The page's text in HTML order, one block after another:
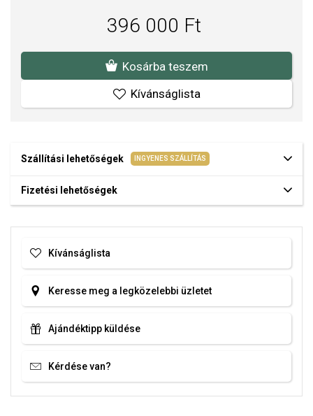
396 000 Ft
Kosárba teszem
Kívánságlista
Szállítási lehetőségek INGYENES SZÁLLÍTÁS
Fizetési lehetőségek
Kívánságlista
Keresse meg a legközelebbi üzletet
Ajándéktipp küldése
Kérdése van?